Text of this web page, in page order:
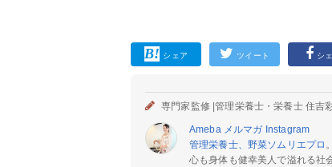
シェア ツイート シ
専門家監修 |管理栄養士・栄養士 住吉
Ameba メルマガ Instagram
管理栄養士、野菜ソムリエプロ
心も身体も健幸美人で溢れる社